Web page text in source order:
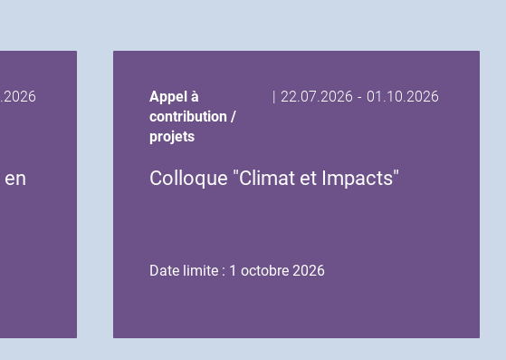
Appel à
contribution /
projets
| Date
l'événement
22.07.2026 - Date
l'événement
01.10.2026
Colloque "Climat et Impacts"
Date limite : 1 octobre 2026